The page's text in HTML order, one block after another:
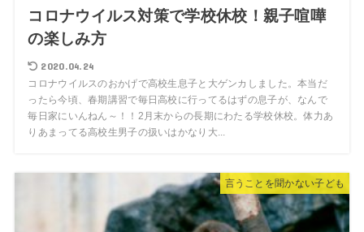
コロナウイルス対策で学校休校！親子喧嘩
の楽しみ方
2020.04.24
コロナウイルスのおかげで高校生息子と大ゲンカしました。本当だ
ったら今頃、春期講習で毎日高校に行ってるはずの息子が、なんで
毎日家にいんねん～！！2月末からの長期にわたる学校休校。体力あ
りあまってる高校生男子の扱いはかなり大...
言うことを聞かない子ども